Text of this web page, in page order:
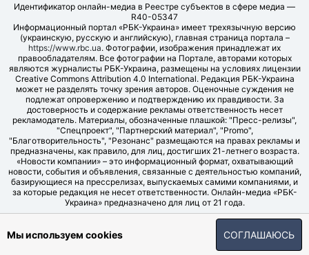
Идентификатор онлайн-медиа в Реестре субъектов в сфере медиа —
R40-05347
Информационный портал «РБК-Украина» имеет трехязычную версию
(украинскую, русскую и английскую), главная страница портала –
https://www.rbc.ua. Фотографии, изображения принадлежат их
правообладателям. Все фотографии на Портале, авторами которых
являются журналисты РБК-Украина, размещены на условиях лицензии
Creative Commons Attribution 4.0 International. Редакция РБК-Украина
может не разделять точку зрения авторов. Оценочные суждения не
подлежат опровержению и подтверждению их правдивости. За
достоверность и содержание рекламы ответственность несет
рекламодатель. Материалы, обозначенные плашкой: "Пресс-релизы",
"Спецпроект", "Партнерский материал", "Promo",
"Благотворительность", "Резонанс" размещаются на правах рекламы и
предназначены, как правило, для лиц, достигших 21-летнего возраста.
«Новости компании» – это информационный формат, охватывающий
новости, события и объявления, связанные с деятельностью компаний,
базирующиеся на прессрелизах, выпускаемых самими компаниями, и
за которые редакция не несет ответственности. Онлайн-медиа «РБК-
Украина» предназначено для лиц от 21 года.
© LLC "UBT MEDIA", 2006-2026.
Мы используем cookies СОГЛАШАЮСЬ